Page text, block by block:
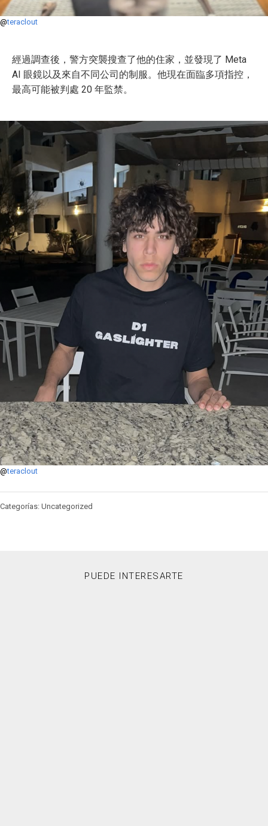
@teraclout
經過調查後，警方突襲搜查了他的住家，並發現了 Meta
AI 眼鏡以及來自不同公司的制服。他現在面臨多項指控，
最高可能被判處 20 年監禁。
@teraclout
Categorías: Uncategorized
PUEDE INTERESARTE